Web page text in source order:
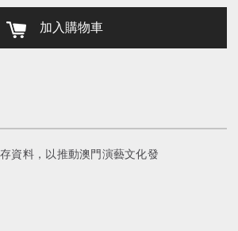
加入購物車
資料，以推動澳門演藝文化發